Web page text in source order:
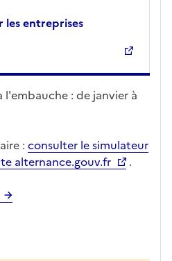
les entreprises
l'embauche : de janvier à
: consulter le simulateur
alternance.gouv.fr
.